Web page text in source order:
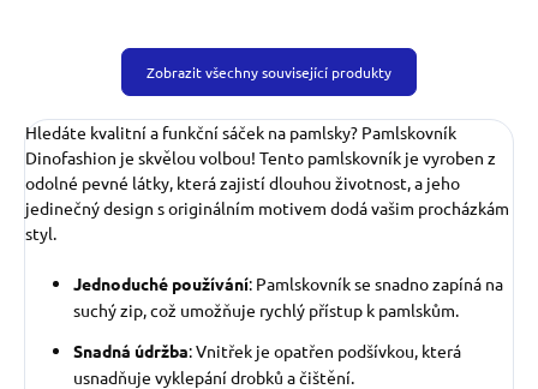
Zobrazit všechny související produkty
Hledáte kvalitní a funkční sáček na pamlsky? Pamlskovník
Dinofashion je skvělou volbou! Tento pamlskovník je vyroben z
odolné pevné látky, která zajistí dlouhou životnost, a jeho
jedinečný design s originálním motivem dodá vašim procházkám
styl.
Jednoduché používání: Pamlskovník se snadno zapíná na
suchý zip, což umožňuje rychlý přístup k pamlskům.
Snadná údržba: Vnitřek je opatřen podšívkou, která
usnadňuje vyklepání drobků a čištění.